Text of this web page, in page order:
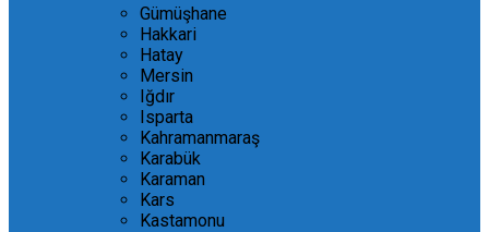
Gümüşhane
Hakkari
Hatay
Mersin
Iğdır
Isparta
Kahramanmaraş
Karabük
Karaman
Kars
Kastamonu